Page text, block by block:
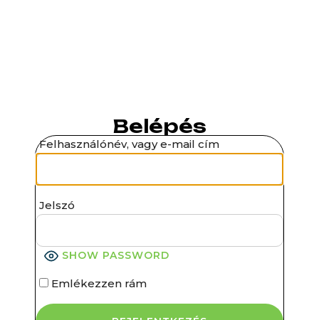
Belépés
Felhasználónév, vagy e-mail cím
Jelszó
SHOW PASSWORD
Emlékezzen rám